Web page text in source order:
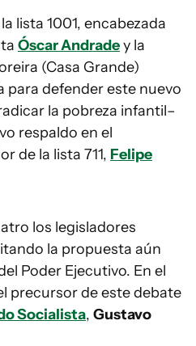
lista 1001, encabezada
Óscar Andradey la
(Casa Grande)
para defender este nuevo
la pobreza infantil–
respaldo en el
de la lista 711, Felipe
los legisladores
la propuesta aún
Poder Ejecutivo. En el
precursor de este debate
Socialista, Gustavo